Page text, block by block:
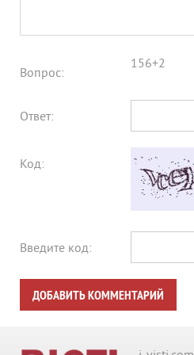
Вопрос:
156+2
Ответ:
Код:
Введите код:
ДОБАВИТЬ КОММЕНТАРИЙ